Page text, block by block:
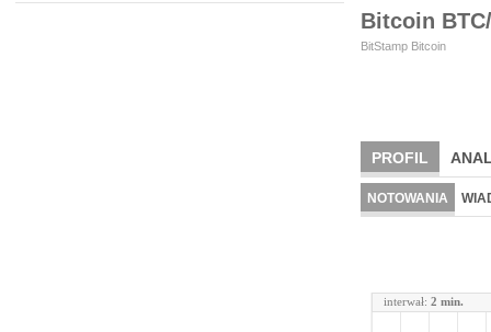
Bitcoin
BitStamp Bitcoin
PROFIL
NOTOWANIA
interwał: 2 min.